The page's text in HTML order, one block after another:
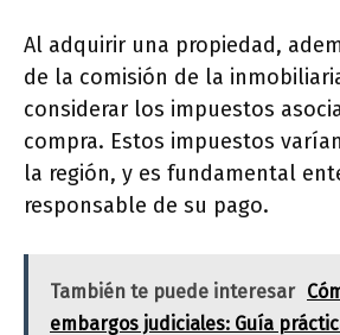
Al adquirir una propiedad,
de la comisión de la
considerar los impuestos
compra. Estos impuestos
la región, y es fundamental
responsable de su pago.
También te puede interesar
embargos judiciales: Guía